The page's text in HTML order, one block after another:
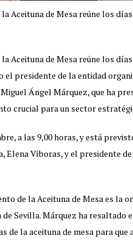
Aceituna de Mesa reúne los
Aceituna de Mesa reúne los
el presidente de la entidad
Ángel Márquez, que ha
crucial para un sector
a las 9,00 horas, y está
Elena Víboras, y el presidente
de la Aceituna de Mesa es la
Sevilla. Márquez ha resaltado
de la aceituna de mesa para